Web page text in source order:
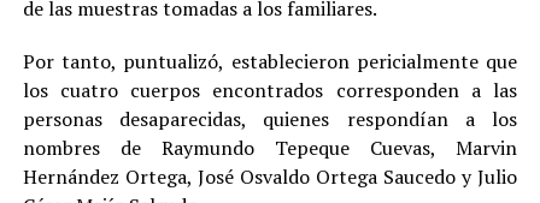
de las muestras tomadas a los familiares.
Por tanto, puntualizó, establecieron pericialmente que
los cuatro cuerpos encontrados corresponden a las
personas desaparecidas, quienes respondían a los
nombres de Raymundo Tepeque Cuevas, Marvin
Hernández Ortega, José Osvaldo Ortega Saucedo y Julio